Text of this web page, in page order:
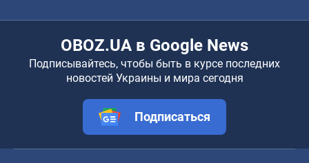
OBOZ.UA в Google News
Подписывайтесь, чтобы быть в курсе последних
новостей Украины и мира сегодня
Подписаться